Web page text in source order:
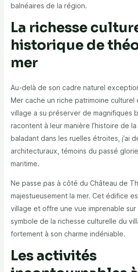
balnéaires de la région.
La richesse
historique de
mer
Au-delà de son cadre naturel
Mer cache un riche patrimoine culturel
village a su préserver de magnifiques
racontent à leur manière l’histoire de la
baladant dans les ruelles étroites, j’ai
architecturaux, témoins du passé
maritime.
Ne passe pas à côté du Château de
majestueusement la mer. Cet édifice
village et offre une vue imprenable sur
symbole de la richesse culturelle du
fortement à son charme indéniable.
Les activités